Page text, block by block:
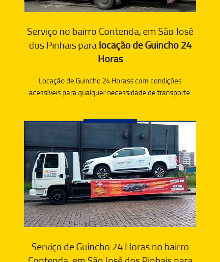
Serviço no bairro Contenda, em São José
dos Pinhais paralocação de Guincho 24
Horas
Locação de Guincho 24 Horass com condições
acessíveis para qualquer necessidade de transporte.
Serviço de Guincho 24 Horas no bairro